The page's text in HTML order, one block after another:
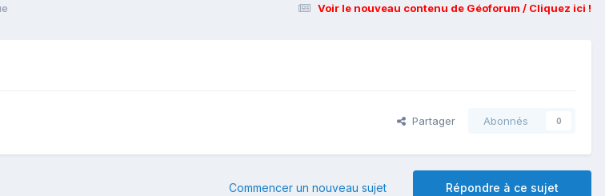
Voir le nouveau contenu de Géoforum / Cliquez ici !
Partager Abonnés 0
Répondre à ce sujet
Commencer un nouveau sujet